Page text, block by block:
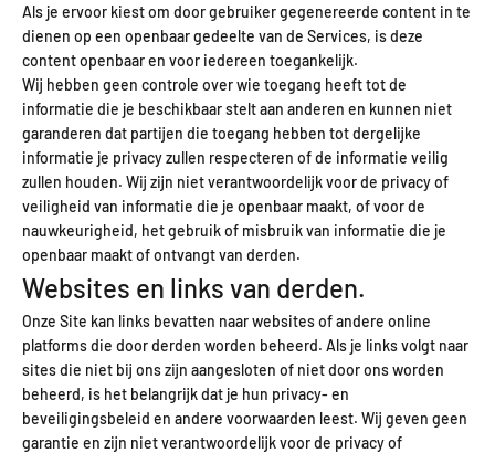
Als je ervoor kiest om door gebruiker gegenereerde content in te
dienen op een openbaar gedeelte van de Services, is deze
content openbaar en voor iedereen toegankelijk.
Wij hebben geen controle over wie toegang heeft tot de
informatie die je beschikbaar stelt aan anderen en kunnen niet
garanderen dat partijen die toegang hebben tot dergelijke
informatie je privacy zullen respecteren of de informatie veilig
zullen houden. Wij zijn niet verantwoordelijk voor de privacy of
veiligheid van informatie die je openbaar maakt, of voor de
nauwkeurigheid, het gebruik of misbruik van informatie die je
openbaar maakt of ontvangt van derden.
Websites en links van derden.
Onze Site kan links bevatten naar websites of andere online
platforms die door derden worden beheerd. Als je links volgt naar
sites die niet bij ons zijn aangesloten of niet door ons worden
beheerd, is het belangrijk dat je hun privacy- en
beveiligingsbeleid en andere voorwaarden leest. Wij geven geen
garantie en zijn niet verantwoordelijk voor de privacy of